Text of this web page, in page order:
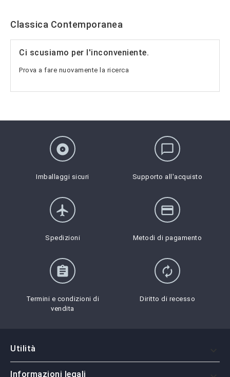
Classica Contemporanea
Ci scusiamo per l'inconveniente.
Prova a fare nuovamente la ricerca
album
Imballaggi sicuri
chat_bubble_outline
Supporto all'acquisto
flight
Spedizioni
credit_card
Metodi di pagamento
assignment
Termini e condizioni di
vendita
autorenew
Diritto di recesso
Utilità
Informazioni legali